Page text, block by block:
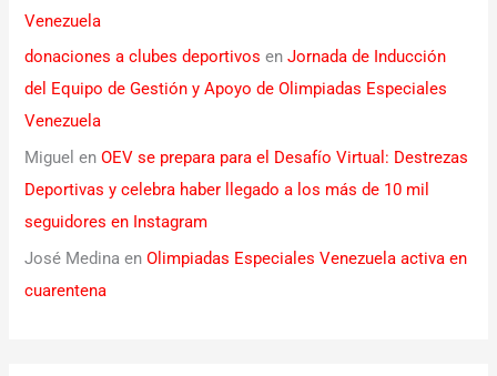
Venezuela
donaciones a clubes deportivos enJornada de Inducción
del Equipo de Gestión y Apoyo de Olimpiadas Especiales
Venezuela
Miguel enOEV se prepara para el Desafío Virtual: Destrezas
Deportivas y celebra haber llegado a los más de 10 mil
seguidores en Instagram
José Medina enOlimpiadas Especiales Venezuela activa en
cuarentena